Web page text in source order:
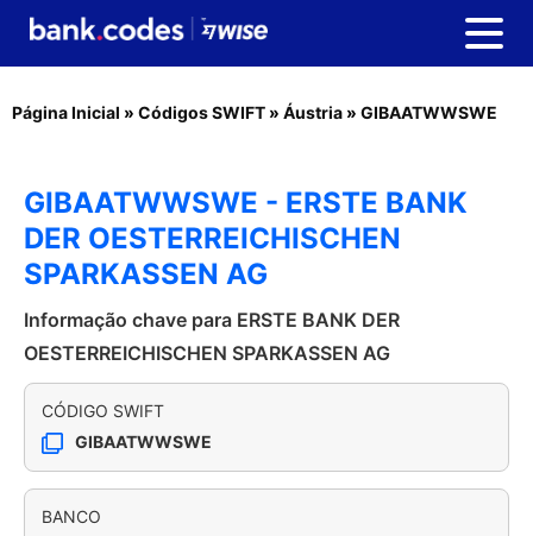
Página Inicial » Códigos SWIFT » Áustria » GIBAATWWSWE
GIBAATWWSWE - ERSTE BANK
DER OESTERREICHISCHEN
SPARKASSEN AG
Informação chave para ERSTE BANK DER
OESTERREICHISCHEN SPARKASSEN AG
CÓDIGO SWIFT
GIBAATWWSWE
BANCO